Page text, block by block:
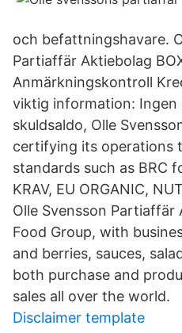
och befattningshavare.
Partiaffär Aktiebolag
Anmärkningskontroll
viktig information: Ingen
skuldsaldo, Olle
certifying its operations
standards such as BRC
KRAV, EU ORGANIC,
Olle Svensson
Food Group, with
and berries, sauces,
both purchase and
sales all over the world.
Disclaimer template